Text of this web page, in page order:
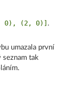
0), (2, 0)] .
umazala první
seznam tak